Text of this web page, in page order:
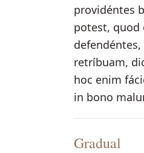
providéntes
potest, quod
retríbuam,
hoc enim
in bono
Gradual